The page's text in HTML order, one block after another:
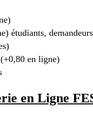
étudiants,
en ligne)
en Ligne